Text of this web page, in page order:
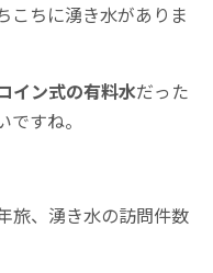
こちに湧き水がありま
イン式の有料水だった
すね。
旅、湧き水の訪問件数